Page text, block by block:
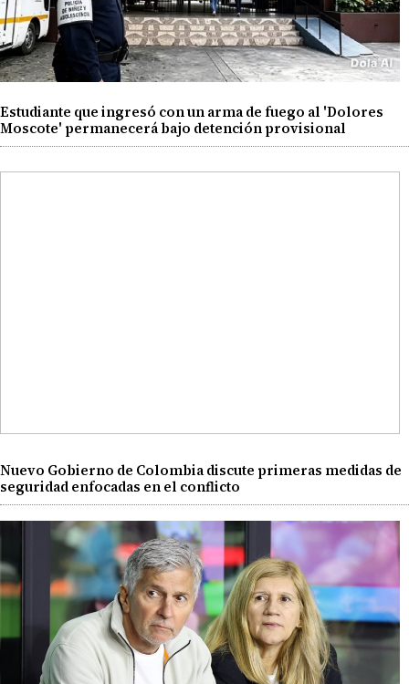
Estudiante que ingresó con un arma de fuego al 'Dolores
Moscote' permanecerá bajo detención provisional
Nuevo Gobierno de Colombia discute primeras medidas de
seguridad enfocadas en el conflicto